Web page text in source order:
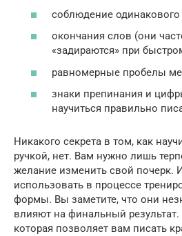
соблюдение одинакового
окончания слов (они
«задираются» при
равномерные пробелы
знаки препинания и
научиться правильно
Никакого секрета в том, как
ручкой, нет. Вам нужно лишь
желание изменить свой почерк.
использовать в процессе
формы. Вы заметите, что они
влияют на финальный
которая позволяет вам писать